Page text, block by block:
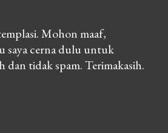
Mohon maaf,
saya cerna dulu untuk
dan tidak spam. Terimakasih.